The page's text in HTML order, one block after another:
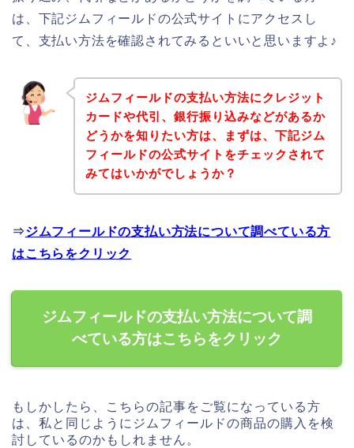
は、下記ジムフィールドの公式サイトにアクセスし
て、支払い方法を確認されてみるといいと思いますよ♪
ジムフィールドの支払い方法にクレジット
カードや代引、銀行振り込みなどがあるか
どうかを知りたい方は、まずは、下記ジム
フィールドの公式サイトをチェックされて
みてはいかがでしょうか？
⇒ジムフィールドの支払い方法について調べている方
はこちらをクリック
ジムフィールドの支払い方法について調
べている方はこちらをクリック
もしかしたら、こちらの記事をご覧になっている方
は、私と同じようにジムフィールドの商品の購入を検
討しているのかもしれません。